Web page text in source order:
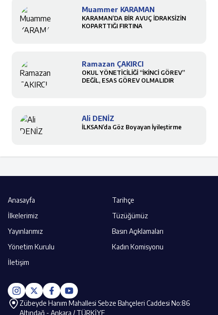
Muammer KARAMAN
KARAMAN’DA BİR AVUÇ İDRAKSİZİN
KOPARTTIĞI FIRTINA
Ramazan ÇAKIRCI
OKUL YÖNETİCİLİĞİ “İKİNCİ GÖREV”
DEĞİL, ESAS GÖREV OLMALIDIR
Ali DENİZ
İLKSAN’da Göz Boyayan İyileştirme
Anasayfa
Tarihçe
İlkelerimiz
Tüzüğümüz
Yayınlarımız
Basın Açıklamaları
Yönetim Kurulu
Kadın Komisyonu
İletişim
Zübeyde Hanım Mahallesi Sebze Bahçeleri Caddesi No:86
Altındağ - Ankara / TÜRKİYE